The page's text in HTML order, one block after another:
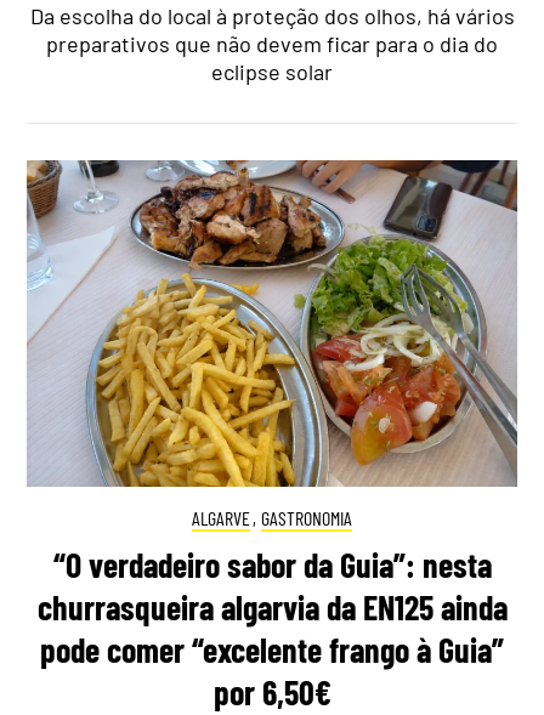
Da escolha do local à proteção dos olhos, há vários
preparativos que não devem ficar para o dia do
eclipse solar
ALGARVE, GASTRONOMIA
“O verdadeiro sabor da Guia”: nesta
churrasqueira algarvia da EN125 ainda
pode comer “excelente frango à Guia”
por 6,50€